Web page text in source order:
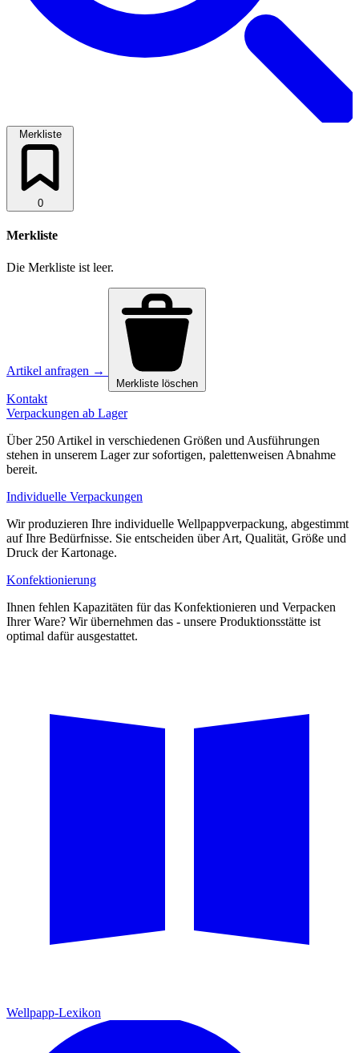
Merkliste
0
Merkliste
Die Merkliste ist leer.
Artikel anfragen →
Merkliste löschen
Kontakt
Verpackungen ab Lager
Über 250 Artikel in verschiedenen Größen und Ausführungen
stehen in unserem Lager zur sofortigen, palettenweisen Abnahme
bereit.
Individuelle Verpackungen
Wir produzieren Ihre individuelle Wellpappverpackung, abgestimmt
auf Ihre Bedürfnisse. Sie entscheiden über Art, Qualität, Größe und
Druck der Kartonage.
Konfektionierung
Ihnen fehlen Kapazitäten für das Konfektionieren und Verpacken
Ihrer Ware? Wir übernehmen das - unsere Produktionsstätte ist
optimal dafür ausgestattet.
Wellpapp-Lexikon